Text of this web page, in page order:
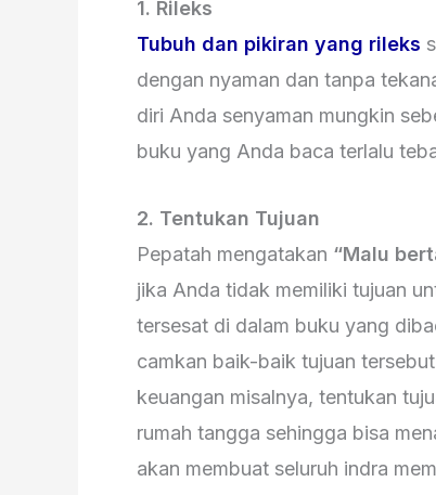
1. Rileks
Tubuh dan pikiran yang rileks
dengan nyaman dan tanpa
diri Anda senyaman mungkin
buku yang Anda baca terlalu
2. Tentukan Tujuan
Pepatah mengatakan “Malu
jika Anda tidak memiliki tujuan
tersesat di dalam buku yang
camkan baik-baik tujuan
keuangan misalnya, tentukan
rumah tangga sehingga bisa
akan membuat seluruh indra